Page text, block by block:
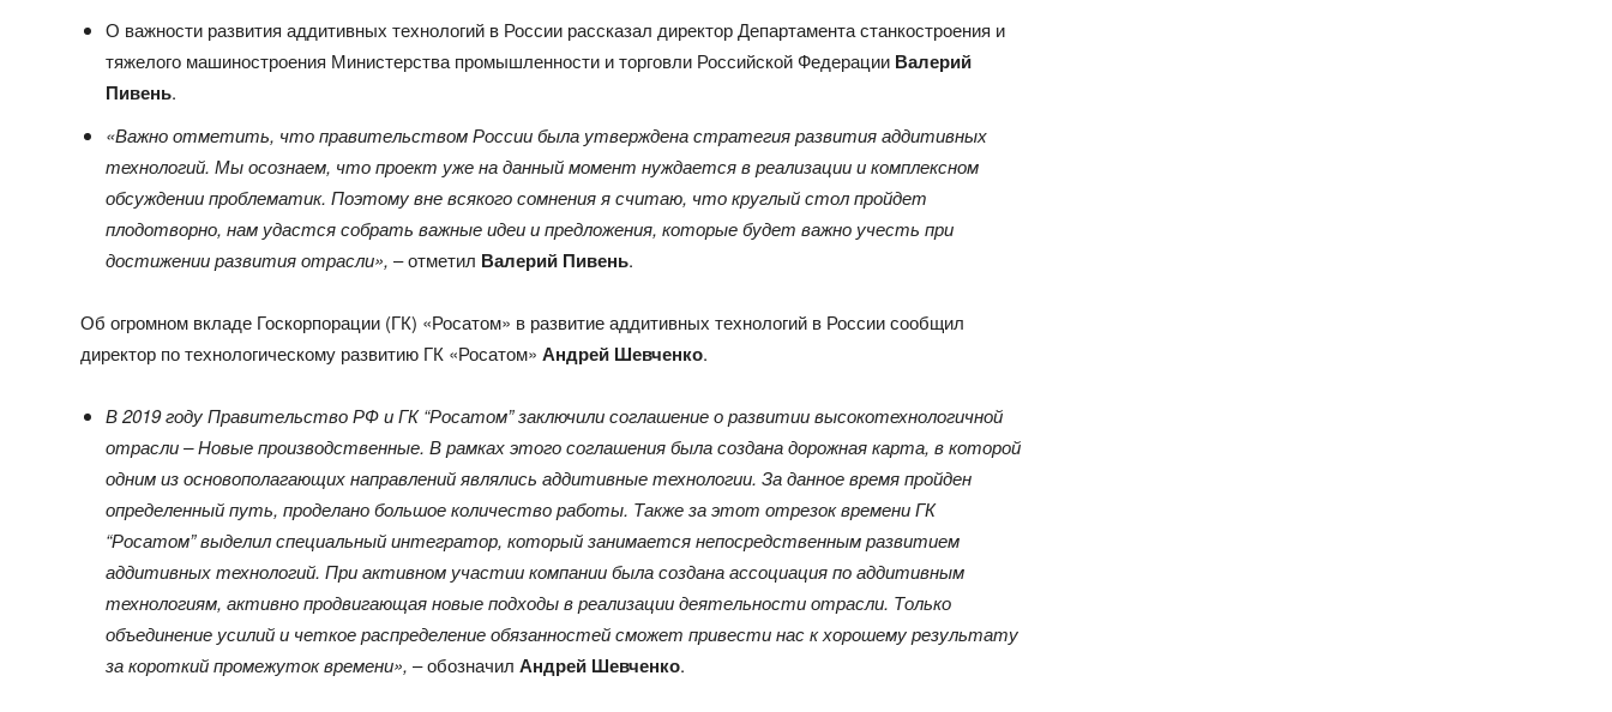
О важности развития аддитивных технологий в России рассказал директор Департамента станкостроения и
тяжелого машиностроения Министерства промышленности и торговли Российской Федерации Валерий
Пивень.
«Важно отметить, что правительством России была утверждена стратегия развития аддитивных
технологий. Мы осознаем, что проект уже на данный момент нуждается в реализации и комплексном
обсуждении проблематик. Поэтому вне всякого сомнения я считаю, что круглый стол пройдет
плодотворно, нам удастся собрать важные идеи и предложения, которые будет важно учесть при
достижении развития отрасли», – отметил Валерий Пивень.
Об огромном вкладе Госкорпорации (ГК) «Росатом» в развитие аддитивных технологий в России сообщил
директор по технологическому развитию ГК «Росатом»Андрей Шевченко.
В 2019 году Правительство РФ и ГК “Росатом” заключили соглашение о развитии высокотехнологичной
отрасли – Новые производственные. В рамках этого соглашения была создана дорожная карта, в которой
одним из основополагающих направлений являлись аддитивные технологии. За данное время пройден
определенный путь, проделано большое количество работы. Также за этот отрезок времени ГК
“Росатом” выделил специальный интегратор, который занимается непосредственным развитием
аддитивных технологий. При активном участии компании была создана ассоциация по аддитивным
технологиям, активно продвигающая новые подходы в реализации деятельности отрасли. Только
объединение усилий и четкое распределение обязанностей сможет привести нас к хорошему результату
за короткий промежуток времени», – обозначилАндрей Шевченко.